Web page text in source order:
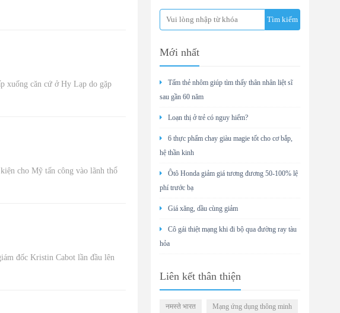
xuống căn cứ ở Hy Lạp do gặp
cho Mỹ tấn công vào lãnh thổ
đốc Kristin Cabot lần đầu lên
Mới nhất
Tấm thẻ nhôm giúp tìm thấy thân nhân liệt sĩ
sau gần 60 năm
Loạn thị ở trẻ có nguy hiểm?
6 thực phẩm chay giàu magie tốt cho cơ bắp,
hệ thần kinh
Ôtô Honda giảm giá tương đương 50-100% lệ
phí trước bạ
Giá xăng, dầu cùng giảm
Cô gái thiệt mạng khi đi bộ qua đường ray tàu
hỏa
Liên kết thân thiện
नमस्ते भारत Mạng ứng dụng thông minh